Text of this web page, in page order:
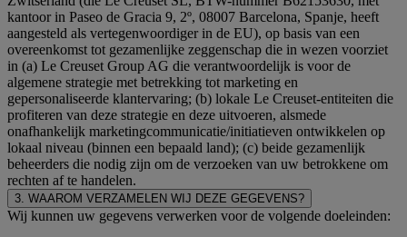
kantoor in Paseo de Gracia 9, 2º, 08007 Barcelona, Spanje, heeft
aangesteld als vertegenwoordiger in de EU), op basis van een
overeenkomst tot gezamenlijke zeggenschap die in wezen voorziet
in (a) Le Creuset Group AG die verantwoordelijk is voor de
algemene strategie met betrekking tot marketing en
gepersonaliseerde klantervaring; (b) lokale Le Creuset-entiteiten die
profiteren van deze strategie en deze uitvoeren, alsmede
onafhankelijk marketingcommunicatie/initiatieven ontwikkelen op
lokaal niveau (binnen een bepaald land); (c) beide gezamenlijk
beheerders die nodig zijn om de verzoeken van uw betrokkene om
rechten af te handelen.
3. WAAROM VERZAMELEN WIJ DEZE GEGEVENS?
Wij kunnen uw gegevens verwerken voor de volgende doeleinden: